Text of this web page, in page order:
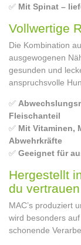
✅ Mit Spinat –
Vollwertige
Die Kombination
ausgewogenen
gesunden und
anspruchsvolle
✅
Fleischanteil
✅ Mit Vitaminen,
Abwehrkräfte
✅ Geeignet für
Hergestellt
du
MAC’s produziert
wird besonders
schonende